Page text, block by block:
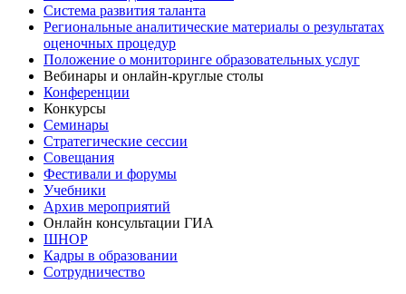
Система развития таланта
Региональные аналитические материалы о результатах
оценочных процедур
Положение о мониторинге образовательных услуг
Вебинары и онлайн-круглые столы
Конференции
Конкурсы
Семинары
Стратегические сессии
Совещания
Фестивали и форумы
Учебники
Архив мероприятий
Онлайн консультации ГИА
ШНОР
Кадры в образовании
Сотрудничество